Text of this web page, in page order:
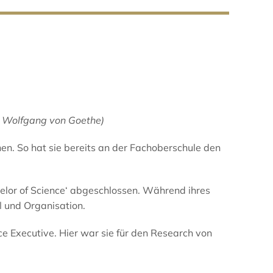
von Goethe)
So hat sie bereits an der Fachoberschule den
of Science‘ abgeschlossen. Während ihres
und Organisation.
Executive. Hier war sie für den Research von